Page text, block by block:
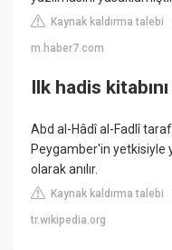
Kaynak kaldırma talebi
m.haber7.com
Ilk hadis
Abd al-Hâdî al-Fadlî
Peygamber'in yetkisiyle
olarak anılır.
Kaynak kaldırma talebi
tr.wikipedia.org